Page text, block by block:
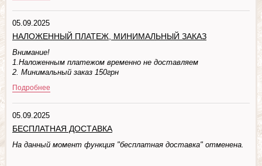
05.09.2025
НАЛОЖЕННЫЙ ПЛАТЕЖ, МИНИМАЛЬНЫЙ ЗАКАЗ
Внимание!
1.Наложенным платежом временно не доставляем
2. Минимальный заказ 150грн
Подробнее
05.09.2025
БЕСПЛАТНАЯ ДОСТАВКА
На данный момент функция "бесплатная доставка" отменена.